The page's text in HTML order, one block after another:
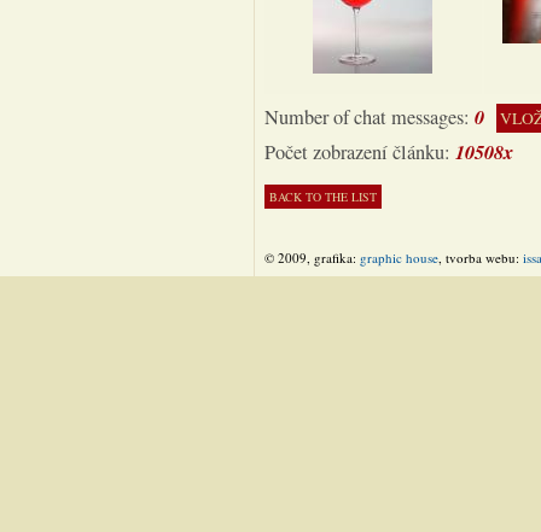
Number of chat messages: 0
Počet zobrazení článku: 10508x
© 2009, grafika: graphic house, tvorba webu: